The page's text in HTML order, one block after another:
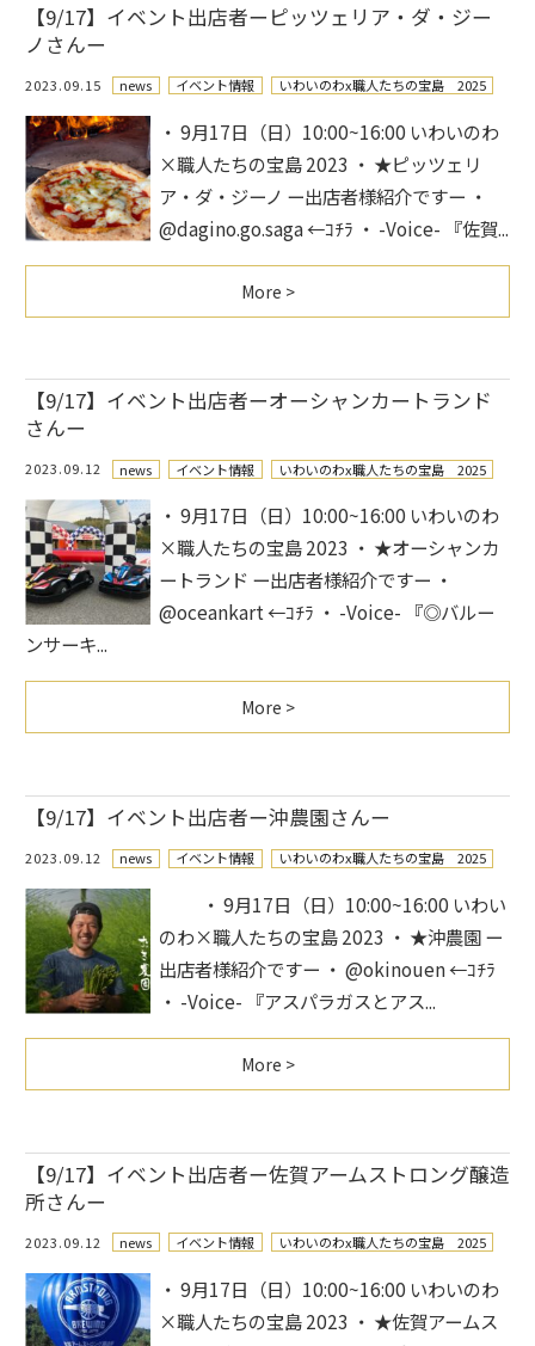
【9/17】イベント出店者ーピッツェリア・ダ・ジー
ノさんー
2023.09.15 news イベント情報 いわいのわx職人たちの宝島 2025
・ 9月17日（日）10:00~16:00 いわいのわ
×職人たちの宝島 2023 ・ ★ピッツェリ
ア・ダ・ジーノ ー出店者様紹介ですー ・
@dagino.go.saga ←ｺﾁﾗ ・ -Voice- 『佐賀...
More >
【9/17】イベント出店者ーオーシャンカートランド
さんー
2023.09.12 news イベント情報 いわいのわx職人たちの宝島 2025
・ 9月17日（日）10:00~16:00 いわいのわ
×職人たちの宝島 2023 ・ ★オーシャンカ
ートランド ー出店者様紹介ですー ・
@oceankart ←ｺﾁﾗ ・ -Voice- 『◎バルー
ンサーキ...
More >
【9/17】イベント出店者ー沖農園さんー
2023.09.12 news イベント情報 いわいのわx職人たちの宝島 2025
・ 9月17日（日）10:00~16:00 いわい
のわ×職人たちの宝島 2023 ・ ★沖農園 ー
出店者様紹介ですー ・ @okinouen ←ｺﾁﾗ
・ -Voice- 『アスパラガスとアス...
More >
【9/17】イベント出店者ー佐賀アームストロング醸造
所さんー
2023.09.12 news イベント情報 いわいのわx職人たちの宝島 2025
・ 9月17日（日）10:00~16:00 いわいのわ
×職人たちの宝島 2023 ・ ★佐賀アームス